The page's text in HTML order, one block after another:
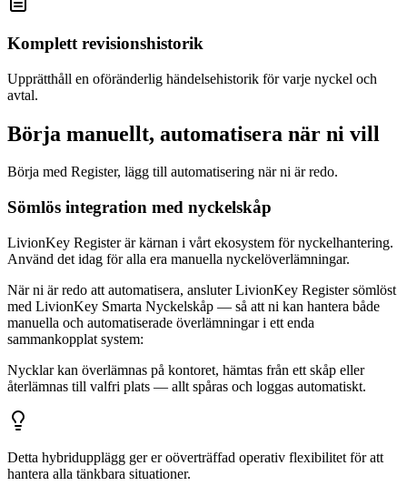
Komplett revisionshistorik
Upprätthåll en oföränderlig händelsehistorik för varje nyckel och
avtal.
Börja manuellt, automatisera när ni vill
Börja med Register, lägg till automatisering när ni är redo.
Sömlös integration med nyckelskåp
LivionKey Register är kärnan i vårt ekosystem för nyckelhantering.
Använd det idag för alla era manuella nyckelöverlämningar.
När ni är redo att automatisera, ansluter LivionKey Register sömlöst
med LivionKey Smarta Nyckelskåp — så att ni kan hantera både
manuella och automatiserade överlämningar i ett enda
sammankopplat system:
Nycklar kan överlämnas på kontoret, hämtas från ett skåp eller
återlämnas till valfri plats — allt spåras och loggas automatiskt.
Detta hybridupplägg ger er oöverträffad operativ flexibilitet för att
hantera alla tänkbara situationer.